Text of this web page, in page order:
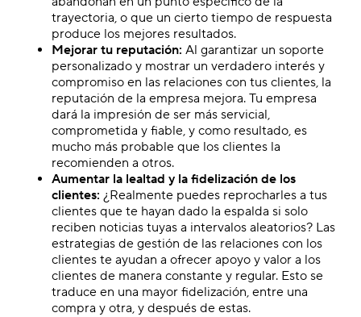
trayectoria, o que un cierto tiempo de respuesta
produce los mejores resultados.
Mejorar tu reputación: Al garantizar un soporte
personalizado y mostrar un verdadero interés y
compromiso en las relaciones con tus clientes, la
reputación de la empresa mejora. Tu empresa
dará la impresión de ser más servicial,
comprometida y fiable, y como resultado, es
mucho más probable que los clientes la
recomienden a otros.
Aumentar la lealtad y la fidelización de los
clientes: ¿Realmente puedes reprocharles a tus
clientes que te hayan dado la espalda si solo
reciben noticias tuyas a intervalos aleatorios? Las
estrategias de gestión de las relaciones con los
clientes te ayudan a ofrecer apoyo y valor a los
clientes de manera constante y regular. Esto se
traduce en una mayor fidelización, entre una
compra y otra, y después de estas.